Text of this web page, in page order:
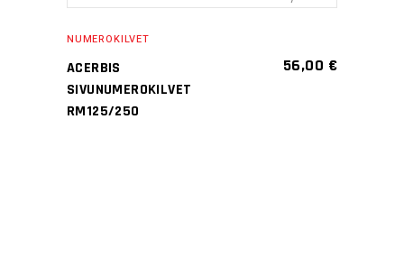
NUMEROKILVET
ACERBIS
SIVUNUMEROKILVET
RM125/250
56,00 €